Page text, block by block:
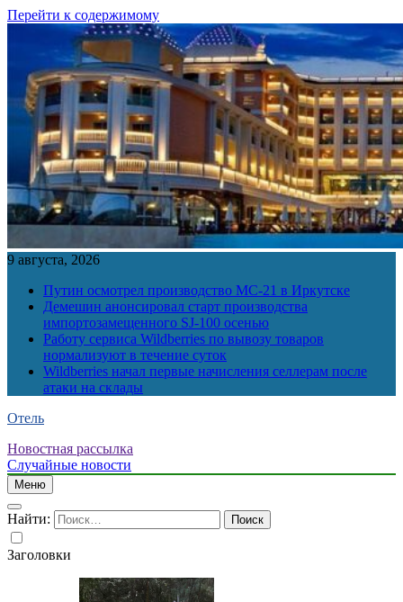
Перейти к содержимому
9 августа, 2026
Путин осмотрел производство МС-21 в Иркутске
Демешин анонсировал старт производства
импортозамещенного SJ-100 осенью
Работу сервиса Wildberries по вывозу товаров
нормализуют в течение суток
Wildberries начал первые начисления селлерам после
атаки на склады
Отель
Новостная рассылка
Случайные новости
Меню
Найти:
Заголовки